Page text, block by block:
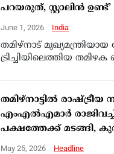
പറയരുത്, സ്റ്റാലിൻ ഉണ്ട്’
June 1, 2026 India
തമിഴ്‌നാട്
ട്രിച്ചിയിലെത്തിയ തമിഴക
തമിഴ്‌നാട്ടിൽ
എംഎൽഎമാർ
പക്ഷത്തേക്ക് മടങ്ങി,
May 25, 2026 Headline